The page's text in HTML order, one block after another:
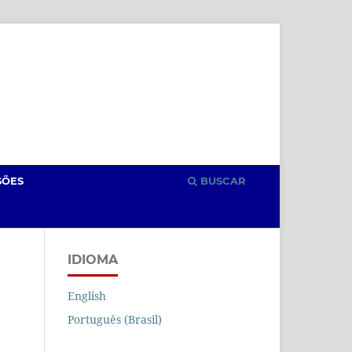
BUSCAR
IDIOMA
English
Português (Brasil)